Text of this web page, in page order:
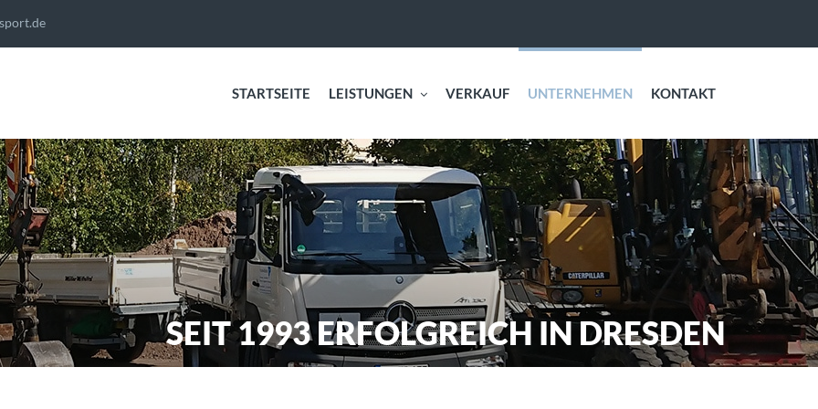
STARTSEITE LEISTUNGEN VERKAUF UNTERNEHMEN KONTAKT
SEIT 1993 ERFOLGREICH IN DRESDEN